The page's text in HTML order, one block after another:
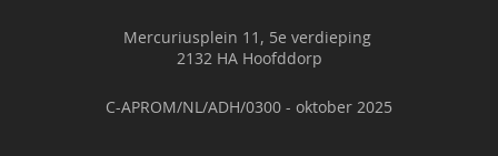
Mercuriusplein 11, 5e verdieping
2132 HA Hoofddorp
C-APROM/NL/ADH/0300 - oktober 2025